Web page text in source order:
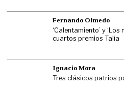
Fernando Olmedo
‘Calentamiento’ y
cuartos premios Talía
Ignacio Mora
Tres clásicos patrios